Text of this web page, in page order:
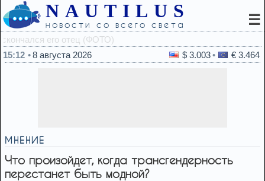
NAUTILUS
новости со всего света ☰
15:12
8 августа 2026 $ 3.003 € 3.464
МНЕНИЕ
Что произойдет, когда трансгендерность
перестанет быть модной?